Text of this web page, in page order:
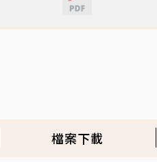
檔案下載